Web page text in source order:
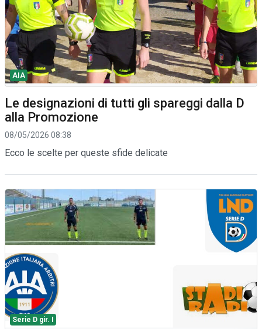
AIA
Le designazioni di tutti gli spareggi dalla D
alla Promozione
08/05/2026 08:38
Ecco le scelte per queste sfide delicate
Serie D gir. I